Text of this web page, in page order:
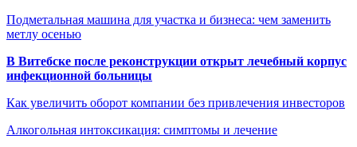
Подметальная машина для участка и бизнеса: чем заменить
метлу осенью
В Витебске после реконструкции открыт лечебный корпус
инфекционной больницы
Как увеличить оборот компании без привлечения инвесторов
Алкогольная интоксикация: симптомы и лечение